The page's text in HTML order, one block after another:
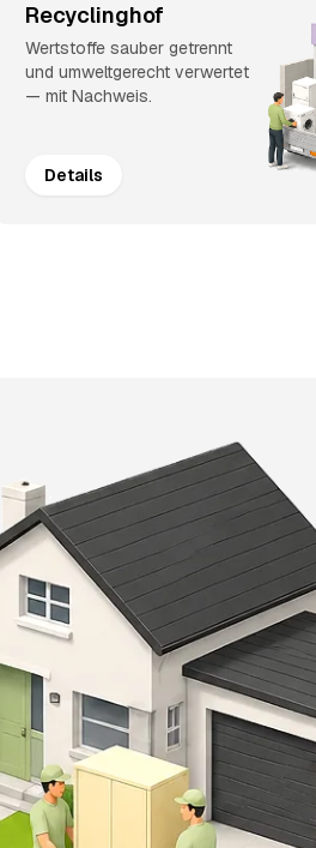
Recyclinghof
Wertstoffe sauber getrennt
und umweltgerecht verwertet
— mit Nachweis.
Details